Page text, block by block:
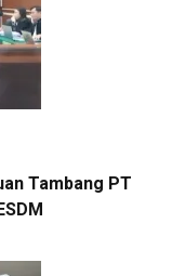
Tambang PT